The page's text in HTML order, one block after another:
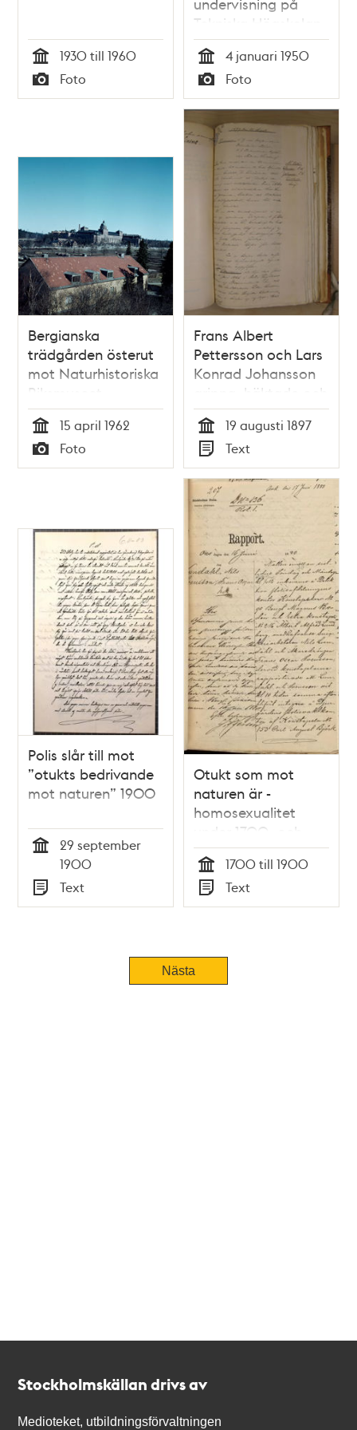
Tid
1930 till 1960
Typ
Foto
Tekniska Högskolan
Tid
4 januari 1950
Typ
Foto
Bergianska
trädgården österut
mot Naturhistoriska
Riksmuseet
Tid
15 april 1962
Typ
Foto
Frans Albert
Pettersson och Lars
Konrad Johansson
gripna, häktade och
dömda för ”otukt,
som mot naturen
är” i augusti 1897.
Tid
19 augusti 1897
Typ
Text
Polis slår till mot
”otukts bedrivande
mot naturen” 1900
29 september
1900
Typ
Text
Otukt som mot
naturen är -
homosexualitet
under 1700- och
1800-talen
Tid
1700 till 1900
Typ
Text
Nästa
Stockholmskällan drivs av
Medioteket, utbildningsförvaltningen